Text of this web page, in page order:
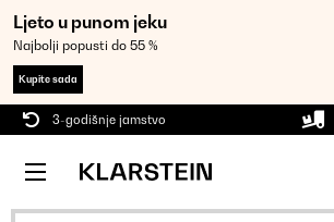
Ljeto u punom jeku
Najbolji popusti do 55 %
Kupite sada
3-godišnje jamstvo